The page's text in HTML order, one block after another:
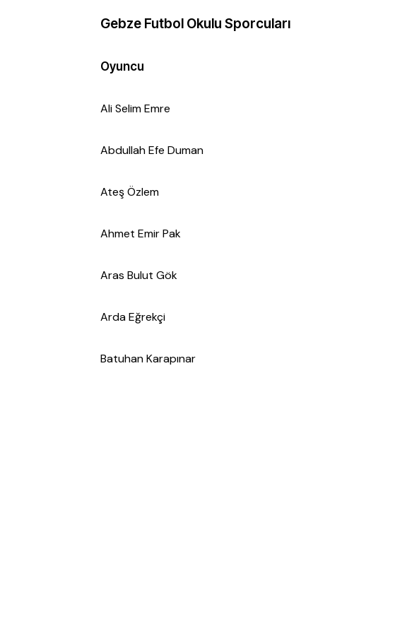
Gebze Futbol Okulu Sporcuları
Oyuncu
Ali Selim Emre
Abdullah Efe Duman
Ateş Özlem
Ahmet Emir Pak
Aras Bulut Gök
Arda Eğrekçi
Batuhan Karapınar